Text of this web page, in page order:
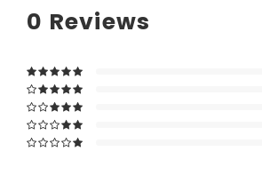
0 Reviews